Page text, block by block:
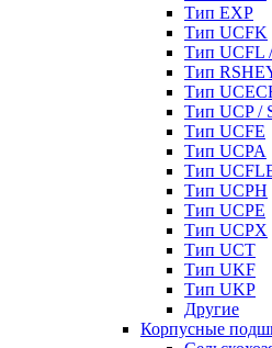
Тип EXP
Тип UCFK
Тип UCFL
Тип
Тип
Тип UCP /
Тип UCFE
Тип UCPA
Тип
Тип UCPH
Тип UCPE
Тип UCPX
Тип UCT
Тип UKF
Тип UKP
Другие
Корпусные